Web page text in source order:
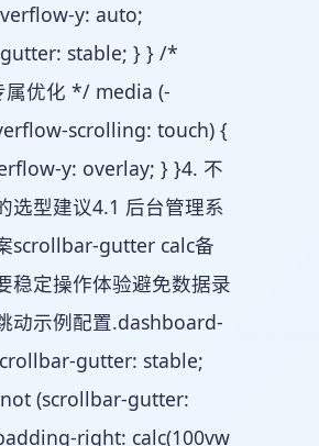
y: auto;
stable; } } /*
属优化 */ media (-
scrolling: touch) {
y: overlay; } }4. 不
选型建议4.1 后台管理系
scrollbar-gutter calc备
稳定操作体验避免数据录
动示例配置.dashboard-
gutter: stable;
(scrollbar-gutter:
right: calc(100vw